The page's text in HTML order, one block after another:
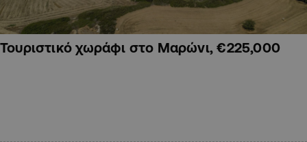
Τουριστικό χωράφι στο Μαρώνι, €225,000